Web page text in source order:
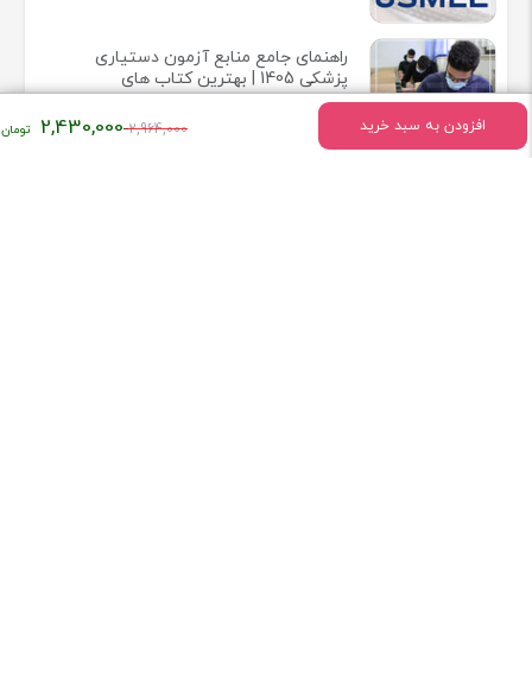
افزودن به سبد خرید 2,964,000قیمت
2,430,000
راهنمای جامع منابع آزمون دستیاری
پزشکی 1405 | بهترین کتاب های
آزمون رزیدنتی 2025